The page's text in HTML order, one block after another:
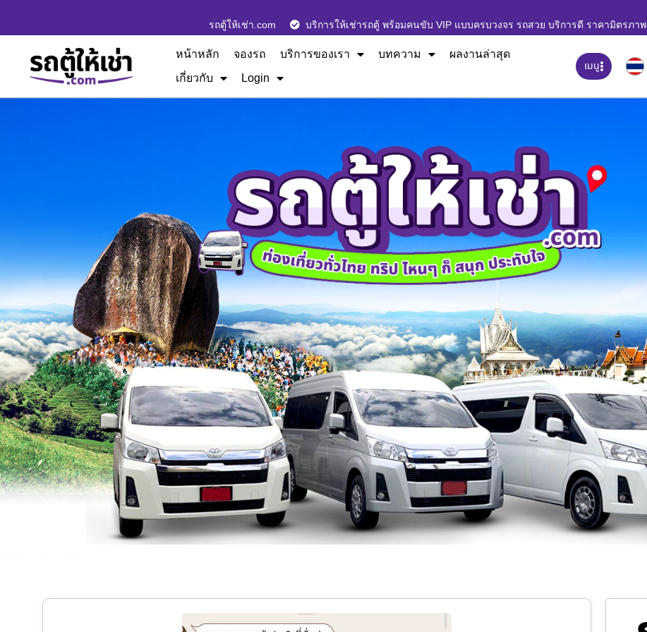
รถตู้ให้เช่า.com บริการให้เช่ารถตู้ พร้อมคนขับ VIP แบบครบวงจร รถสวย บริการดี ราคามิตรภาพ
หน้าหลัก จองรถ บริการของเรา บทความ
ผลงานล่าสุด
เกี่ยวกับ
Login
เมนู